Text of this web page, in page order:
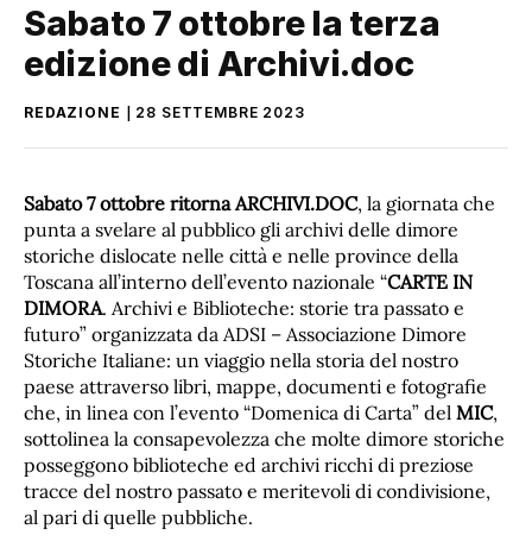
Sabato 7 ottobre la terza
edizione di Archivi.doc
REDAZIONE 28 SETTEMBRE 2023
Sabato 7 ottobre ritorna ARCHIVI.DOC, la giornata che
punta a svelare al pubblico gli archivi delle dimore
storiche dislocate nelle città e nelle province della
Toscana all’interno dell’evento nazionale “CARTE IN
DIMORA. Archivi e Biblioteche: storie tra passato e
futuro” organizzata da ADSI – Associazione Dimore
Storiche Italiane: un viaggio nella storia del nostro
paese attraverso libri, mappe, documenti e fotografie
che, in linea con l’evento “Domenica di Carta” del MIC,
sottolinea la consapevolezza che molte dimore storiche
posseggono biblioteche ed archivi ricchi di preziose
tracce del nostro passato e meritevoli di condivisione,
al pari di quelle pubbliche.